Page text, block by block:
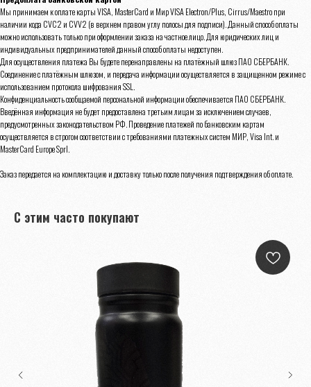
Мы принимаем к оплате карты VISA, MasterCard и Мир VISA Electron/Plus, Cirrus/Maestro при
наличии кода CVC2 и CVV2 (в верхнем правом углу полосы для подписи). Данный способ оплаты
можно использовать только при оформлении заказа на частное лицо. Для юридических лиц и
индивидуальных предпринимателей данный способ оплаты недоступен.
Для осуществления платежа Вы будете перенаправлены на платёжный шлюз ПАО СБЕРБАНК.
Соединение с платёжным шлюзом, и передача информации осуществляется в защищенном режиме с
использованием протокола шифрования SSL.
Конфиденциальность сообщаемой персональной информации обеспечивается ПАО СБЕРБАНК.
Введённая информация не будет предоставлена третьим лицам за исключением случаев,
предусмотренных законодательством РФ. Проведение платежей по банковским картам
осуществляется в строгом соответствии с требованиями платежных систем МИР, Visa Int. и
MasterCard Europe Sprl.
Заказ передается на комплектацию и доставку только после получения подтверждения об оплате.
С этим часто покупают